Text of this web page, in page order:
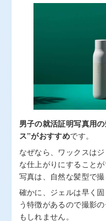
男子の就活証明写真用
ス”がおすすめです。
なぜなら、ワックスは
な仕上がりにすること
写真は、自然な髪型で撮
確かに、ジェルは早く
う特徴があるので撮影
もしれません。